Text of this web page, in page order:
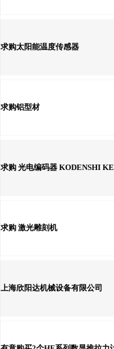
求购太阳能温度传感器
求购铝型材
求购 光电编码器 KODENSHI
求购 激光雕刻机
上海欣阳达机械设备有限公司